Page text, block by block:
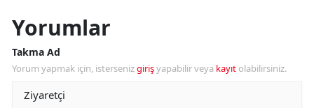
Yorumlar
Takma Ad
Yorum yapmak için, istersenizgirişyapabilir veya kayıt olabilirsiniz.